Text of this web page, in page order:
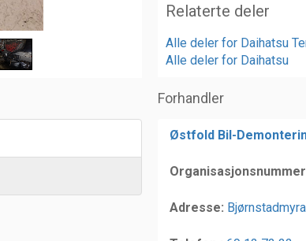
Relaterte deler
Alle deler for Daihatsu
Alle deler for Daihatsu
Forhandler
Østfold Bil-
Adresse: